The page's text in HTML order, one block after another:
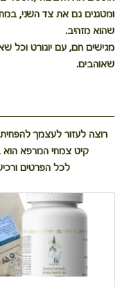
ומטגנים גם את צד השני,
שהוא מזהיב.
מגישים חם, עם יוגורט וכל
שאוהבים.
רוצה לעזור לעצמך
קיט צמחי המרפא הוא
לכל הפרטים